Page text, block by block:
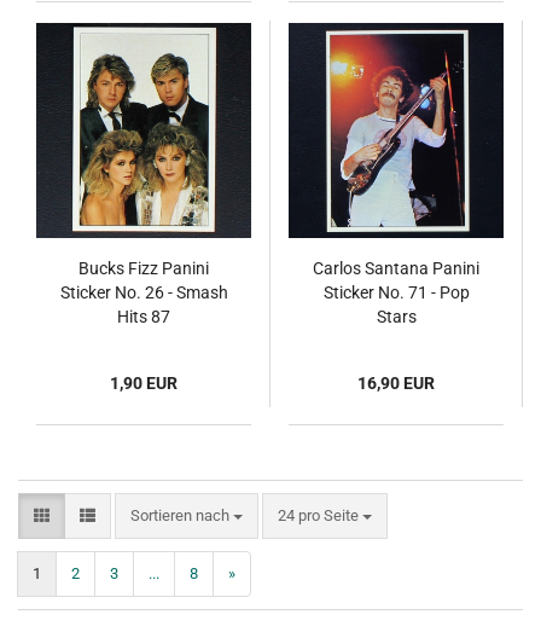
Bucks Fizz Panini
Sticker No. 26 - Smash
Hits 87
1,90 EUR
Carlos Santana Panini
Sticker No. 71 - Pop
Stars
16,90 EUR
Sortieren nach
Sortieren nach 24 pro Seite
pro Seite
1 2 3 ... 8 »